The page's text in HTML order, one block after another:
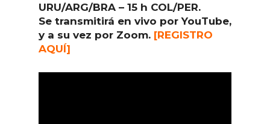
URU/ARG/BRA – 15 h COL/PER.
Se transmitirá en vivo por YouTube,
y a su vez por Zoom. [REGISTRO
AQUÍ]